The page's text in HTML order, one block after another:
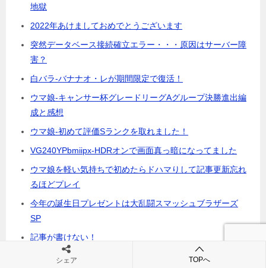
地獄
2022年あけましておめでとうございます
突然データベース接続確立エラー・・・原因はサーバー障
害？
白バラ-バナナオ・レが期間限定で復活！
ウマ娘-キャンサー杯グレードリーグAグループ決勝進出編
成と感想
ウマ娘-初めて評価Sランクを取れました！
VG240YPbmiipx-HDRオンで画面真っ暗になってました
ウマ娘を軽い気持ちで初めたらドハマりして記事更新忘れ
るほどプレイ
今年の誕生日プレゼントは大乱闘スマッシュブラザーズ
SP
記事が書けない！
2021年明けましておめでとうございます
シェア TOPへ